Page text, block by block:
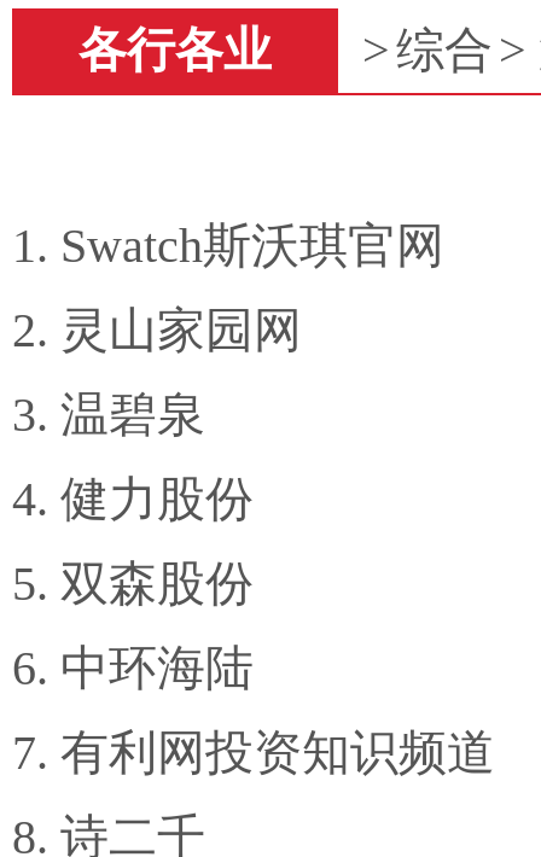
各行各业 >综合 >
Swatch斯沃琪官网
灵山家园网
温碧泉
健力股份
双森股份
中环海陆
有利网投资知识频道
诗二千